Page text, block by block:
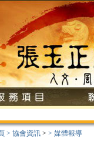
> 協會資訊 > > 媒體報導